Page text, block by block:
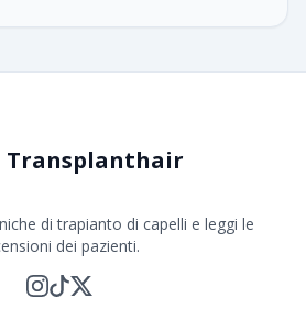
Transplanthair
di trapianto di capelli e leggi le
dei pazienti.